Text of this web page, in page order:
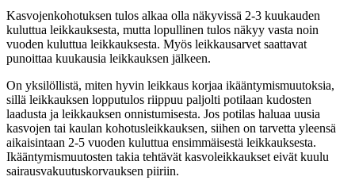
Kasvojenkohotuksen tulos alkaa olla näkyvissä 2-3 kuukauden
kuluttua leikkauksesta, mutta lopullinen tulos näkyy vasta noin
vuoden kuluttua leikkauksesta. Myös leikkausarvet saattavat
punoittaa kuukausia leikkauksen jälkeen.
On yksilöllistä, miten hyvin leikkaus korjaa ikääntymismuutoksia,
sillä leikkauksen lopputulos riippuu paljolti potilaan kudosten
laadusta ja leikkauksen onnistumisesta. Jos potilas haluaa uusia
kasvojen tai kaulan kohotusleikkauksen, siihen on tarvetta yleensä
aikaisintaan 2-5 vuoden kuluttua ensimmäisestä leikkauksesta.
Ikääntymismuutosten takia tehtävät kasvoleikkaukset eivät kuulu
sairausvakuutuskorvauksen piiriin.